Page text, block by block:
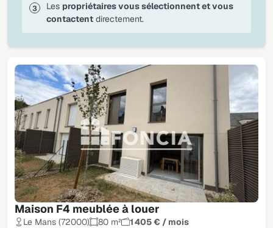
Maison F4 meublée à louer
Le Mans (72000) 80 m² 1 405 € / mois
Les propriétaires vous sélectionnent et vous
contactent directement.